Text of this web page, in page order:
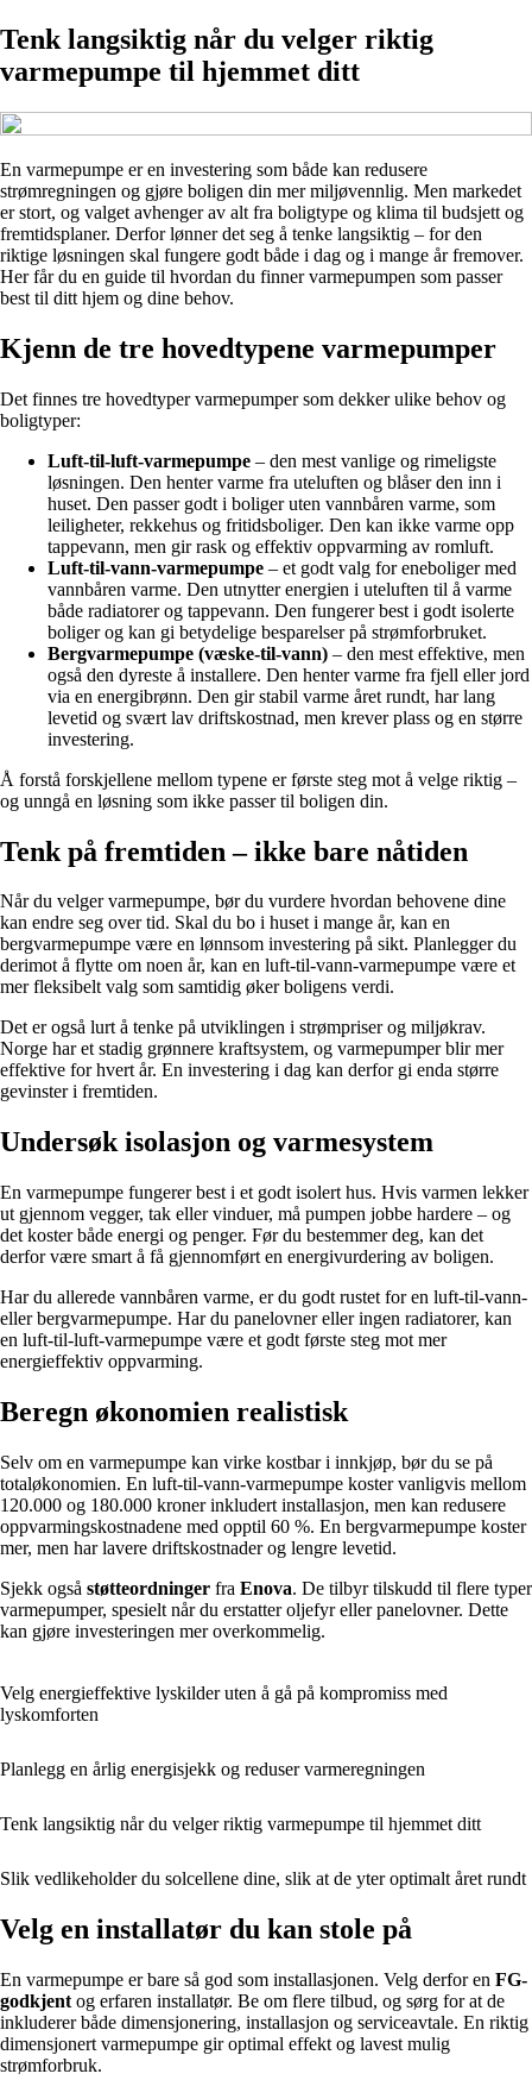
Tenk langsiktig når du velger riktig
varmepumpe til hjemmet ditt
En varmepumpe er en investering som både kan redusere
strømregningen og gjøre boligen din mer miljøvennlig. Men markedet
er stort, og valget avhenger av alt fra boligtype og klima til budsjett og
fremtidsplaner. Derfor lønner det seg å tenke langsiktig – for den
riktige løsningen skal fungere godt både i dag og i mange år fremover.
Her får du en guide til hvordan du finner varmepumpen som passer
best til ditt hjem og dine behov.
Kjenn de tre hovedtypene varmepumper
Det finnes tre hovedtyper varmepumper som dekker ulike behov og
boligtyper:
Luft-til-luft-varmepumpe – den mest vanlige og rimeligste
løsningen. Den henter varme fra uteluften og blåser den inn i
huset. Den passer godt i boliger uten vannbåren varme, som
leiligheter, rekkehus og fritidsboliger. Den kan ikke varme opp
tappevann, men gir rask og effektiv oppvarming av romluft.
Luft-til-vann-varmepumpe – et godt valg for eneboliger med
vannbåren varme. Den utnytter energien i uteluften til å varme
både radiatorer og tappevann. Den fungerer best i godt isolerte
boliger og kan gi betydelige besparelser på strømforbruket.
Bergvarmepumpe (væske-til-vann) – den mest effektive, men
også den dyreste å installere. Den henter varme fra fjell eller jord
via en energibrønn. Den gir stabil varme året rundt, har lang
levetid og svært lav driftskostnad, men krever plass og en større
investering.
Å forstå forskjellene mellom typene er første steg mot å velge riktig –
og unngå en løsning som ikke passer til boligen din.
Tenk på fremtiden – ikke bare nåtiden
Når du velger varmepumpe, bør du vurdere hvordan behovene dine
kan endre seg over tid. Skal du bo i huset i mange år, kan en
bergvarmepumpe være en lønnsom investering på sikt. Planlegger du
derimot å flytte om noen år, kan en luft-til-vann-varmepumpe være et
mer fleksibelt valg som samtidig øker boligens verdi.
Det er også lurt å tenke på utviklingen i strømpriser og miljøkrav.
Norge har et stadig grønnere kraftsystem, og varmepumper blir mer
effektive for hvert år. En investering i dag kan derfor gi enda større
gevinster i fremtiden.
Undersøk isolasjon og varmesystem
En varmepumpe fungerer best i et godt isolert hus. Hvis varmen lekker
ut gjennom vegger, tak eller vinduer, må pumpen jobbe hardere – og
det koster både energi og penger. Før du bestemmer deg, kan det
derfor være smart å få gjennomført en energivurdering av boligen.
Har du allerede vannbåren varme, er du godt rustet for en luft-til-vann-
eller bergvarmepumpe. Har du panelovner eller ingen radiatorer, kan
en luft-til-luft-varmepumpe være et godt første steg mot mer
energieffektiv oppvarming.
Beregn økonomien realistisk
Selv om en varmepumpe kan virke kostbar i innkjøp, bør du se på
totaløkonomien. En luft-til-vann-varmepumpe koster vanligvis mellom
120.000 og 180.000 kroner inkludert installasjon, men kan redusere
oppvarmingskostnadene med opptil 60 %. En bergvarmepumpe koster
mer, men har lavere driftskostnader og lengre levetid.
Sjekk også støtteordninger fra Enova. De tilbyr tilskudd til flere typer
varmepumper, spesielt når du erstatter oljefyr eller panelovner. Dette
kan gjøre investeringen mer overkommelig.
Velg energieffektive lyskilder uten å gå på kompromiss med
lyskomforten
Planlegg en årlig energisjekk og reduser varmeregningen
Tenk langsiktig når du velger riktig varmepumpe til hjemmet ditt
Slik vedlikeholder du solcellene dine, slik at de yter optimalt året rundt
Velg en installatør du kan stole på
En varmepumpe er bare så god som installasjonen. Velg derfor en FG-
godkjent og erfaren installatør. Be om flere tilbud, og sørg for at de
inkluderer både dimensjonering, installasjon og serviceavtale. En riktig
dimensjonert varmepumpe gir optimal effekt og lavest mulig
strømforbruk.